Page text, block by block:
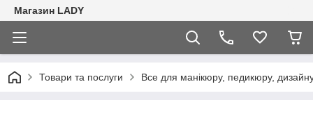
Магазин LADY
Товари та послуги Все для манікюру, педикюру, дизайну